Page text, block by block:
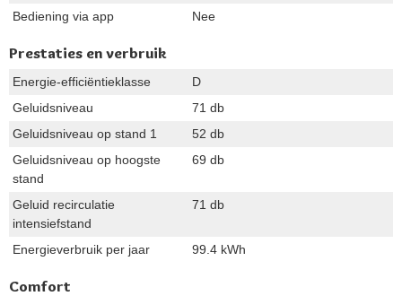
Bediening via app Nee
Prestaties en verbruik
Energie-efficiëntieklasse
D
Geluidsniveau
71 db
Geluidsniveau op stand 1
52 db
Geluidsniveau op hoogste
stand
69 db
Geluid recirculatie
intensiefstand
71 db
Energieverbruik per jaar 99.4 kWh
Comfort